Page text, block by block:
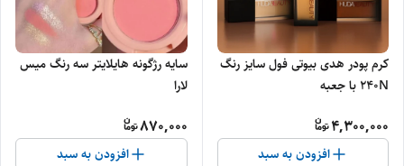
کرم پودر هدی بیوتی فول سایز رنگ
240N با جعبه
4,300,000
افزودن به سبد
سایه رژگونه هایلایتر سه رنگ میس
لارا
870,000
افزودن به سبد